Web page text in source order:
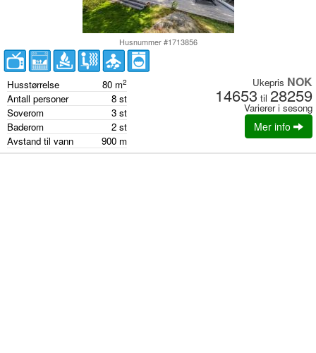
Husnummer #1713856
Husstørrelse 80 m2
Antall personer 8 st
Soverom
3 st
Baderom
2 st
Avstand til vann
900 m
Ukepris NOK
14653 til 28259
Varierer i sesong
Mer info